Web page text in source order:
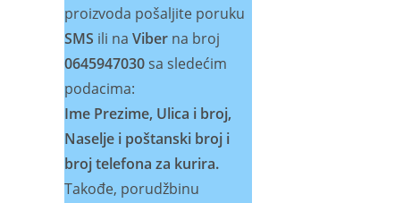
proizvoda pošaljite poruku
SMS ili na Viber na broj
0645947030sa sledećim
podacima:
Ime Prezime, Ulica i broj,
Naselje i poštanski broj i
broj telefona za kurira.
Takođe, porudžbinu